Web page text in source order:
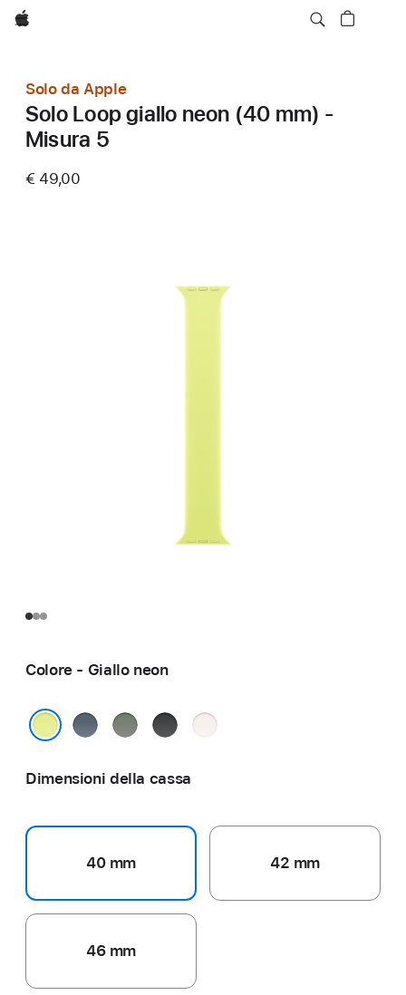
Apple
Solo da Apple
Solo Loop giallo neon (40 mm) -
Misura 5
€ 49,00
Colore - Giallo neon
Blu
Grigioverde
Nero
Rosa
Dimensioni della cassa
40 mm 42 mm
46 mm